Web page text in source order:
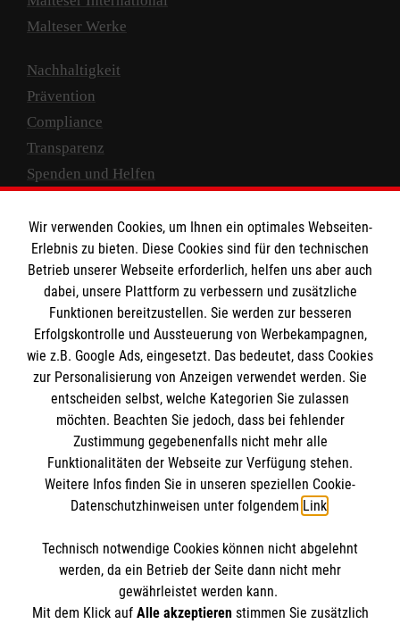
Malteser Werke
Nachhaltigkeit
Prävention
Compliance
Transparenz
Spenden und Helfen
Empfänger: Malteser Hilfsdienst e.V.
IBAN: DE10 3706 0120 1201 2000 12
BIC: GENODED 1PA7
Newsletter abonnieren
Cookies verwalten|AGB|Impressum|Datenschutz
Barrierefreiheit |Kontakt| Sharepoint|Mediathek
Wir verwenden Cookies, um Ihnen ein optimales Webseiten-
Erlebnis zu bieten. Diese Cookies sind für den technischen
Betrieb unserer Webseite erforderlich, helfen uns aber auch
dabei, unsere Plattform zu verbessern und zusätzliche
Funktionen bereitzustellen. Sie werden zur besseren
Erfolgskontrolle und Aussteuerung von Werbekampagnen,
wie z.B. Google Ads, eingesetzt. Das bedeutet, dass Cookies
zur Personalisierung von Anzeigen verwendet werden. Sie
entscheiden selbst, welche Kategorien Sie zulassen
möchten. Beachten Sie jedoch, dass bei fehlender
Zustimmung gegebenenfalls nicht mehr alle
Funktionalitäten der Webseite zur Verfügung stehen.
Weitere Infos finden Sie in unseren speziellen Cookie-
Datenschutzhinweisen unter folgendem Link.
Technisch notwendige Cookies können nicht abgelehnt
werden, da ein Betrieb der Seite dann nicht mehr
gewährleistet werden kann.
Mit dem Klick auf Alle akzeptierenstimmen Sie zusätzlich